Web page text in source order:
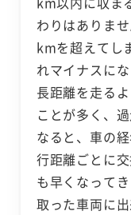
わりはありま
kmを超えてし
れマイナスに
長距離を走る
ことが多く、
なると、車の
行距離ごとに
も早くなって
取った車両に